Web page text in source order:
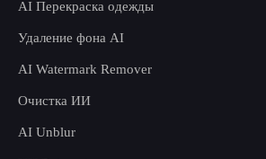
AI Перекраска одежды
Удаление фона AI
AI Watermark Remover
Очистка ИИ
AI Unblur